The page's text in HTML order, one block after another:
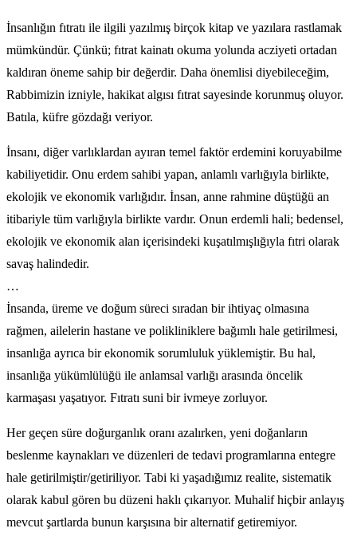
İnsanlığın fıtratı ile ilgili yazılmış birçok kitap ve yazılara rastlamak
mümkündür. Çünkü; fıtrat kainatı okuma yolunda acziyeti ortadan
kaldıran öneme sahip bir değerdir. Daha önemlisi diyebileceğim,
Rabbimizin izniyle, hakikat algısı fıtrat sayesinde korunmuş oluyor.
Batıla, küfre gözdağı veriyor.
İnsanı, diğer varlıklardan ayıran temel faktör erdemini koruyabilme
kabiliyetidir. Onu erdem sahibi yapan, anlamlı varlığıyla birlikte,
ekolojik ve ekonomik varlığıdır. İnsan, anne rahmine düştüğü an
itibariyle tüm varlığıyla birlikte vardır. Onun erdemli hali; bedensel,
ekolojik ve ekonomik alan içerisindeki kuşatılmışlığıyla fıtri olarak
savaş halindedir.
…
İnsanda, üreme ve doğum süreci sıradan bir ihtiyaç olmasına
rağmen, ailelerin hastane ve polikliniklere bağımlı hale getirilmesi,
insanlığa ayrıca bir ekonomik sorumluluk yüklemiştir. Bu hal,
insanlığa yükümlülüğü ile anlamsal varlığı arasında öncelik
karmaşası yaşatıyor. Fıtratı suni bir ivmeye zorluyor.
Her geçen süre doğurganlık oranı azalırken, yeni doğanların
beslenme kaynakları ve düzenleri de tedavi programlarına entegre
hale getirilmiştir/getiriliyor. Tabi ki yaşadığımız realite, sistematik
olarak kabul gören bu düzeni haklı çıkarıyor. Muhalif hiçbir anlayış
mevcut şartlarda bunun karşısına bir alternatif getiremiyor.